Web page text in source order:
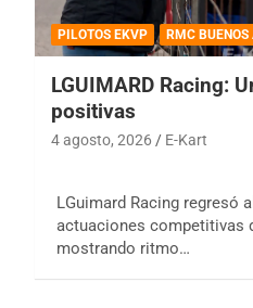
PILOTOS EKVP RMC BUENOS
LGUIMARD Racing:
positivas
4 agosto, 2026 E-Kart
LGuimard Racing regresó
actuaciones competitivas
mostrando ritmo…